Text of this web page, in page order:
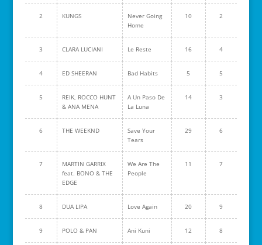
2 KUNGS
Never Going
Home
10 2
3 CLARA LUCIANI Le Reste 16 4
4 ED SHEERAN Bad Habits 5 5
5
REIK, ROCCO HUNT
& ANA MENA
A Un Paso De
La Luna
14 3
6 THE WEEKND
Save Your
Tears
29 6
7
MARTIN GARRIX
feat. BONO & THE
EDGE
We Are The
People
11 7
8 DUA LIPA Love Again 20 9
9 POLO & PAN Ani Kuni 12 8